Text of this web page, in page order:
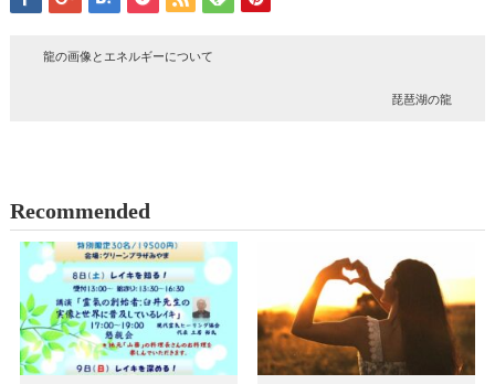
龍の画像とエネルギーについて
琵琶湖の龍
Recommended